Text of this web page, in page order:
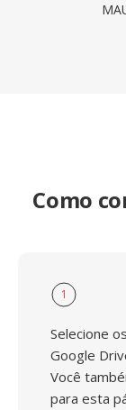
Como
1
Selecione
Google
Você
para esta